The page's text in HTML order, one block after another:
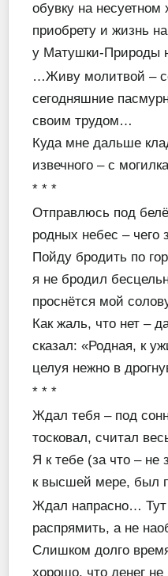
обувку на несуетном
приобрету и жизнь
у Матушки-Природы
…Живу молитвой –
сегодняшние
своим трудом…
Куда мне дальше
извечного – с
* * *
Отправлюсь под
родных небес – чего
Пойду бродить по
я не бродил
проснётся мой
Как жаль, что нет –
сказал: «Родная, к
целуя нежно в
* * *
Ждал тебя – под
тосковал, считал
Я к тебе (за что – не
к высшей мере, был
Ждал напрасно…
распрямить, а не
Слишком долго
хорошо, что денег не